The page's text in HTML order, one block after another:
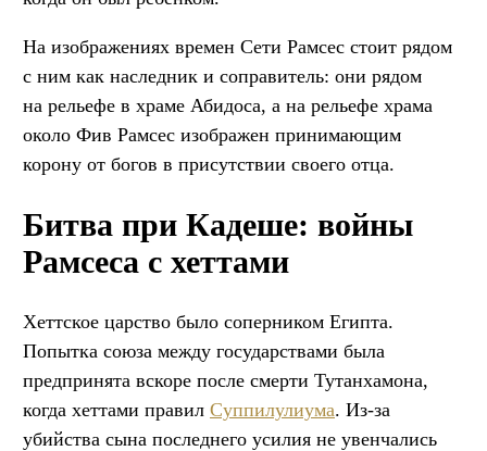
На изображениях времен Сети Рамсес стоит рядом
с ним как наследник и соправитель: они рядом
на рельефе в храме Абидоса, а на рельефе храма
около Фив Рамсес изображен принимающим
корону от богов в присутствии своего отца.
Битва при Кадеше: войны
Рамсеса с хеттами
Хеттское царство было соперником Египта.
Попытка союза между государствами была
предпринята вскоре после смерти Тутанхамона,
когда хеттами правил Суппилулиума. Из-за
убийства сына последнего усилия не увенчались